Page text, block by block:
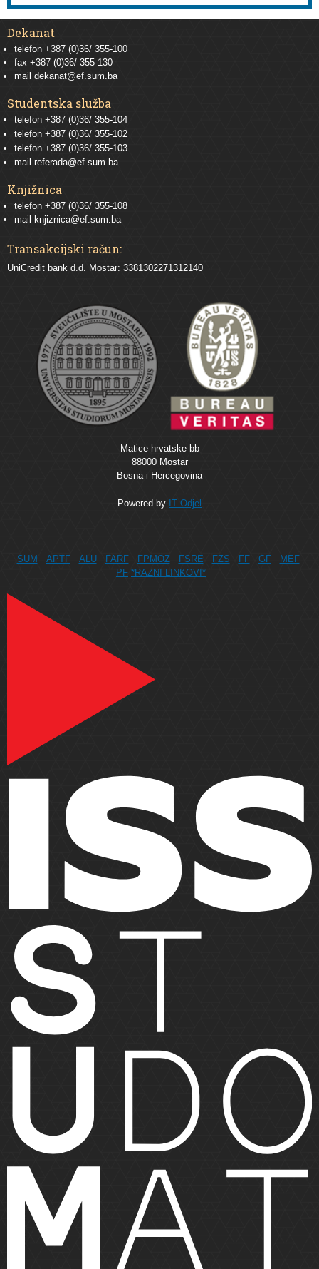
Dekanat
telefon +387 (0)36/ 355-100
fax +387 (0)36/ 355-130
mail dekanat@ef.sum.ba
Studentska služba
telefon +387 (0)36/ 355-104
telefon +387 (0)36/ 355-102
telefon +387 (0)36/ 355-103
mail referada@ef.sum.ba
Knjižnica
telefon +387 (0)36/ 355-108
mail knjiznica@ef.sum.ba
Transakcijski račun:
UniCredit bank d.d. Mostar: 3381302271312140
Matice hrvatske bb
88000 Mostar
Bosna i Hercegovina
Powered by IT Odjel
SUM APTF ALU FARF FPMOZ FSRE FZS FF GF
MEF
PF *RAZNI LINKOVI*